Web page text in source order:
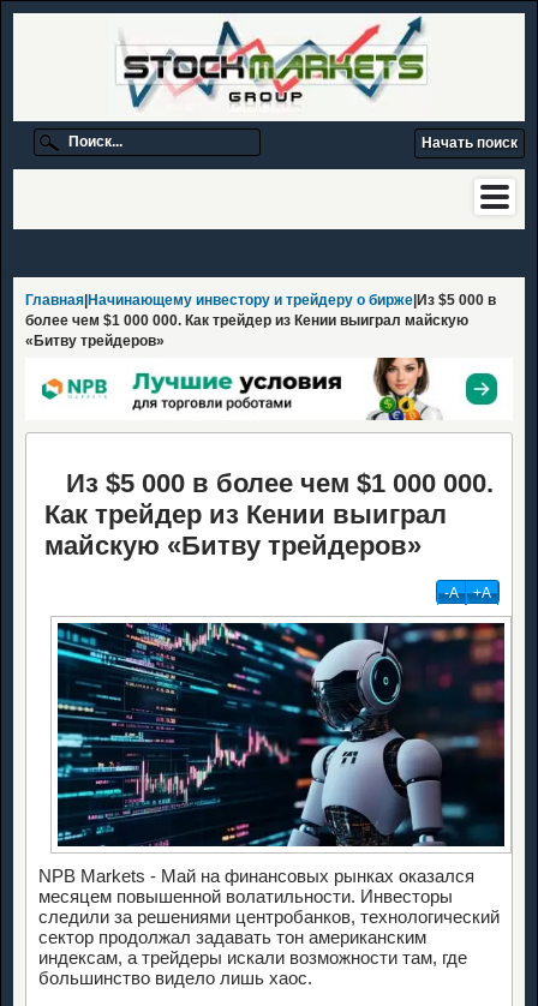
Главная Начинающему инвестору и трейдеру о бирже |Из $5 000 в
более чем $1 000 000. Как трейдер из Кении выиграл майскую
«Битву трейдеров»
Из $5 000 в более чем $1 000 000.
Как трейдер из Кении выиграл
майскую «Битву трейдеров»
-А +А
NPB Markets - Май на финансовых рынках оказался
месяцем повышенной волатильности. Инвесторы
следили за решениями центробанков, технологический
сектор продолжал задавать тон американским
индексам, а трейдеры искали возможности там, где
большинство видело лишь хаос.